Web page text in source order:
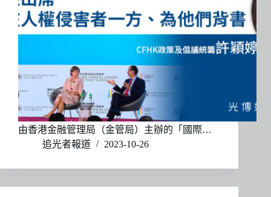
由香港金融管理局（金管局）主辦的「國際…
追光者報道
2023-10-26